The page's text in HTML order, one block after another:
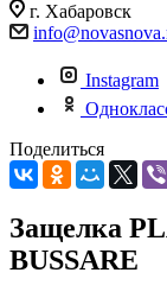
г. Хабаровск
Instagram
Поделиться
Защелка
BUSSARE